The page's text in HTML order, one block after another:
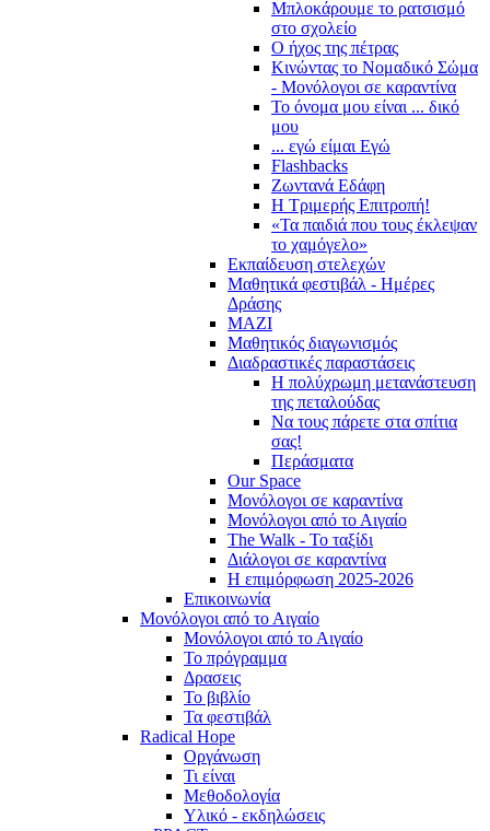
Μπλοκάρουμε το ρατσισμό
στο σχολείο
Ο ήχος της πέτρας
Κινώντας το Νομαδικό Σώμα
- Μονόλογοι σε καραντίνα
Το όνομα μου είναι ... δικό
μου
... εγώ είμαι Εγώ
Flashbacks
Ζωντανά Εδάφη
Η Τριμερής Επιτροπή!
«Τα παιδιά που τους έκλεψαν
το χαμόγελο»
Εκπαίδευση στελεχών
Μαθητικά φεστιβάλ - Ημέρες
Δράσης
ΜΑΖΙ
Μαθητικός διαγωνισμός
Διαδραστικές παραστάσεις
Η πολύχρωμη μετανάστευση
της πεταλούδας
Να τους πάρετε στα σπίτια
σας!
Περάσματα
Our Space
Μονόλογοι σε καραντίνα
Μονόλογοι από το Αιγαίο
The Walk - Το ταξίδι
Διάλογοι σε καραντίνα
Η επιμόρφωση 2025-2026
Επικοινωνία
Μονόλογοι από το Αιγαίο
Μονόλογοι από το Αιγαίο
Το πρόγραμμα
Δρασεις
Το βιβλίο
Τα φεστιβάλ
Radical Hope
Οργάνωση
Τι είναι
Μεθοδολογία
Υλικό - εκδηλώσεις